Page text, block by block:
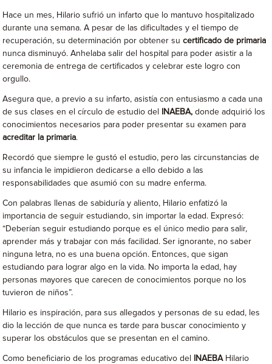
Hace un mes, Hilario sufrió un infarto que lo mantuvo hospitalizado
durante una semana. A pesar de las dificultades y el tiempo de
recuperación, su determinación por obtener sucertificado de primaria
nunca disminuyó. Anhelaba salir del hospital para poder asistir a la
ceremonia de entrega de certificados y celebrar este logro con
orgullo.
Asegura que, a previo a su infarto, asistía con entusiasmo a cada una
de sus clases en el círculo de estudio del
INAEBA, donde adquirió los
conocimientos necesarios para poder presentar su examen para
acreditar la primaria.
Recordó que siempre le gustó el estudio, pero las circunstancias de
su infancia le impidieron dedicarse a ello debido a las
responsabilidades que asumió con su madre enferma.
Con palabras llenas de sabiduría y aliento, Hilario enfatizó la
importancia de seguir estudiando, sin importar la edad. Expresó:
“Deberían seguir estudiando porque es el único medio para salir,
aprender más y trabajar con más facilidad. Ser ignorante, no saber
ninguna letra, no es una buena opción. Entonces, que sigan
estudiando para lograr algo en la vida. No importa la edad, hay
personas mayores que carecen de conocimientos porque no los
tuvieron de niños”.
Hilario es inspiración, para sus allegados y personas de su edad, les
dio la lección de que nunca es tarde para buscar conocimiento y
superar los obstáculos que se presentan en el camino.
Como beneficiario de los programas educativo del INAEBAHilario